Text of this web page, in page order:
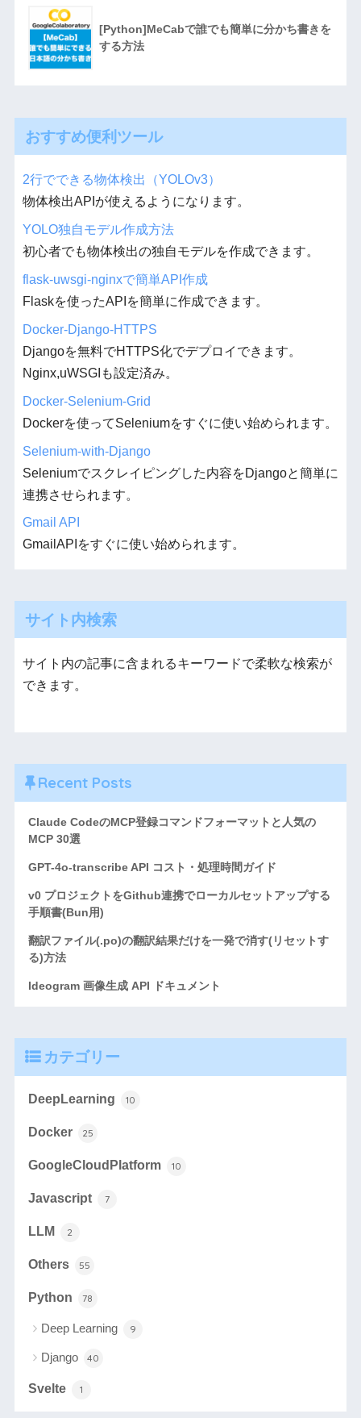
[Python]MeCabで誰でも簡単に分かち書きを
する方法
おすすめ便利ツール
2行でできる物体検出（YOLOv3）
物体検出APIが使えるようになります。
YOLO独自モデル作成方法
初心者でも物体検出の独自モデルを作成できます。
flask-uwsgi-nginxで簡単API作成
Flaskを使ったAPIを簡単に作成できます。
Docker-Django-HTTPS
Djangoを無料でHTTPS化でデプロイできます。
Nginx,uWSGIも設定済み。
Docker-Selenium-Grid
Dockerを使ってSeleniumをすぐに使い始められます。
Selenium-with-Django
Seleniumでスクレイピングした内容をDjangoと簡単に
連携させられます。
Gmail API
GmailAPIをすぐに使い始められます。
サイト内検索
サイト内の記事に含まれるキーワードで柔軟な検索が
できます。
Recent Posts
Claude CodeのMCP登録コマンドフォーマットと人気の
MCP 30選
GPT-4o-transcribe API コスト・処理時間ガイド
v0 プロジェクトをGithub連携でローカルセットアップする
手順書(Bun用)
翻訳ファイル(.po)の翻訳結果だけを一発で消す(リセットす
る)方法
Ideogram 画像生成 API ドキュメント
カテゴリー
DeepLearning 10
Docker 25
GoogleCloudPlatform 10
Javascript 7
LLM 2
Others 55
Python 78
Deep Learning 9
Django 40
Svelte 1